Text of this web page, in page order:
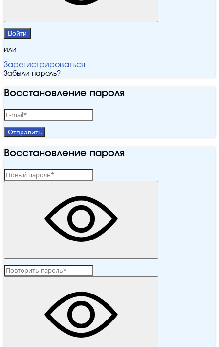
Войти
или
Зарегистрироваться
Забыли пароль?
Восстановление пароля
Отправить
Восстановление пароля